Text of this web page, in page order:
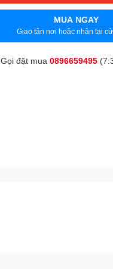
MUA NGAY
Giao tận nơi hoặc nhận tại
Gọi đặt mua 0896659495